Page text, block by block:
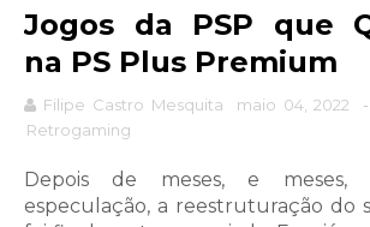
Jogos da PSP que
na PS Plus Premium
Filipe Castro Mesquita maio 04, 2022 -
Retrogaming
Depois de meses, e
especulação, a reestruturação do